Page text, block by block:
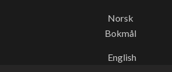
Norsk
Bokmål
English